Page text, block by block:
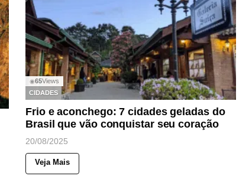
◉65Views
CIDADES
Frio e aconchego: 7 cidades geladas do
Brasil que vão conquistar seu coração
20/08/2025
Veja Mais